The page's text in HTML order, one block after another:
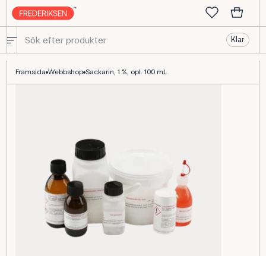
Klar
Framsida Webbshop Sackarin, 1 %, opl. 100 mL